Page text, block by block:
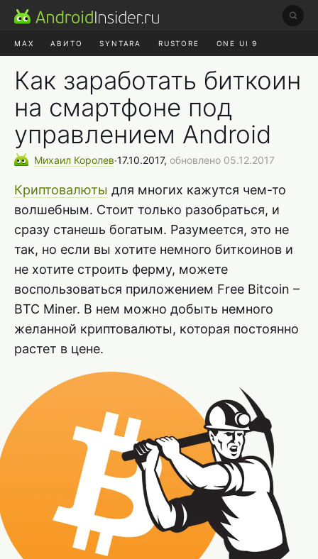
MAX АВИТО SYNTARA RUSTORE ONE UI 9
HYPEROS 4
Как заработать биткоин
на смартфоне под
управлением Android
Михаил Королев∙17.10.2017, обновлено 05.12.2017
Криптовалюты для многих кажутся чем-то
волшебным. Стоит только разобраться, и
сразу станешь богатым. Разумеется, это не
так, но если вы хотите немного биткоинов и
не хотите строить ферму, можете
воспользоваться приложением Free Bitcoin –
BTC Miner. В нем можно добыть немного
желанной криптовалюты, которая постоянно
растет в цене.